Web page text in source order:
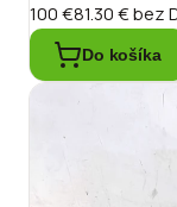
100 €81.30 €bez
Do košíka